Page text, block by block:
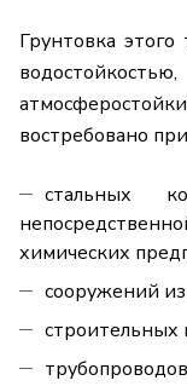
Грунтовка
востребовано
стальных
химических
сооружений
строительных